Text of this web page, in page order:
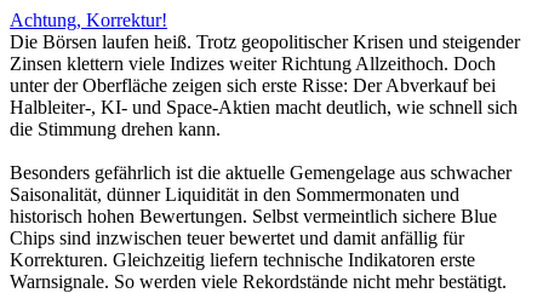
Achtung, Korrektur!
Die Börsen laufen heiß. Trotz geopolitischer Krisen und steigender
Zinsen klettern viele Indizes weiter Richtung Allzeithoch. Doch
unter der Oberfläche zeigen sich erste Risse: Der Abverkauf bei
Halbleiter-, KI- und Space-Aktien macht deutlich, wie schnell sich
die Stimmung drehen kann.
Besonders gefährlich ist die aktuelle Gemengelage aus schwacher
Saisonalität, dünner Liquidität in den Sommermonaten und
historisch hohen Bewertungen. Selbst vermeintlich sichere Blue
Chips sind inzwischen teuer bewertet und damit anfällig für
Korrekturen. Gleichzeitig liefern technische Indikatoren erste
Warnsignale. So werden viele Rekordstände nicht mehr bestätigt.